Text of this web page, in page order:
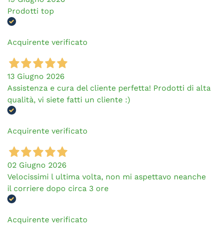
Prodotti top
Acquirente verificato
13 Giugno 2026
Assistenza e cura del cliente perfetta! Prodotti di alta
qualità, vi siete fatti un cliente :)
Acquirente verificato
02 Giugno 2026
Velocissimi l ultima volta, non mi aspettavo neanche
il corriere dopo circa 3 ore
Acquirente verificato